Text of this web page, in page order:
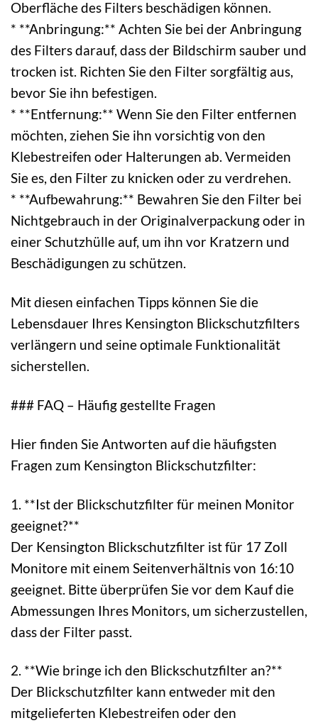
Oberfläche des Filters beschädigen können.
* **Anbringung:** Achten Sie bei der Anbringung
des Filters darauf, dass der Bildschirm sauber und
trocken ist. Richten Sie den Filter sorgfältig aus,
bevor Sie ihn befestigen.
* **Entfernung:** Wenn Sie den Filter entfernen
möchten, ziehen Sie ihn vorsichtig von den
Klebestreifen oder Halterungen ab. Vermeiden
Sie es, den Filter zu knicken oder zu verdrehen.
* **Aufbewahrung:** Bewahren Sie den Filter bei
Nichtgebrauch in der Originalverpackung oder in
einer Schutzhülle auf, um ihn vor Kratzern und
Beschädigungen zu schützen.
Mit diesen einfachen Tipps können Sie die
Lebensdauer Ihres Kensington Blickschutzfilters
verlängern und seine optimale Funktionalität
sicherstellen.
### FAQ – Häufig gestellte Fragen
Hier finden Sie Antworten auf die häufigsten
Fragen zum Kensington Blickschutzfilter:
1. **Ist der Blickschutzfilter für meinen Monitor
geeignet?**
Der Kensington Blickschutzfilter ist für 17 Zoll
Monitore mit einem Seitenverhältnis von 16:10
geeignet. Bitte überprüfen Sie vor dem Kauf die
Abmessungen Ihres Monitors, um sicherzustellen,
dass der Filter passt.
2. **Wie bringe ich den Blickschutzfilter an?**
Der Blickschutzfilter kann entweder mit den
mitgelieferten Klebestreifen oder den